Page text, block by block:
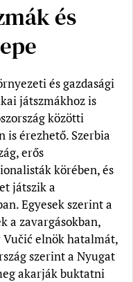
és
és gazdasági
játszmákhoz is
közötti
is érezhető. Szerbia
erős
körében, és
játszik a
Egyesek szerint a
a zavargásokban,
elnök hatalmát,
szerint a Nyugat
akarják buktatni